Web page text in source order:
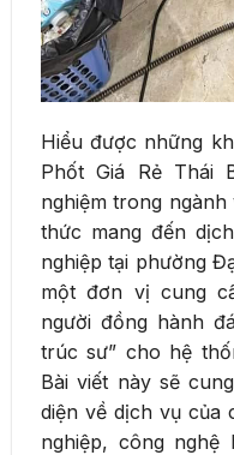
Hiểu được những
Phốt Giá Rẻ Thái
nghiệm trong
thức mang đến
nghiệp tại phường
một đơn vị cung
người đồng hành
trúc sư” cho hệ
Bài viết này sẽ
diện về dịch vụ của
nghiệp, công nghệ